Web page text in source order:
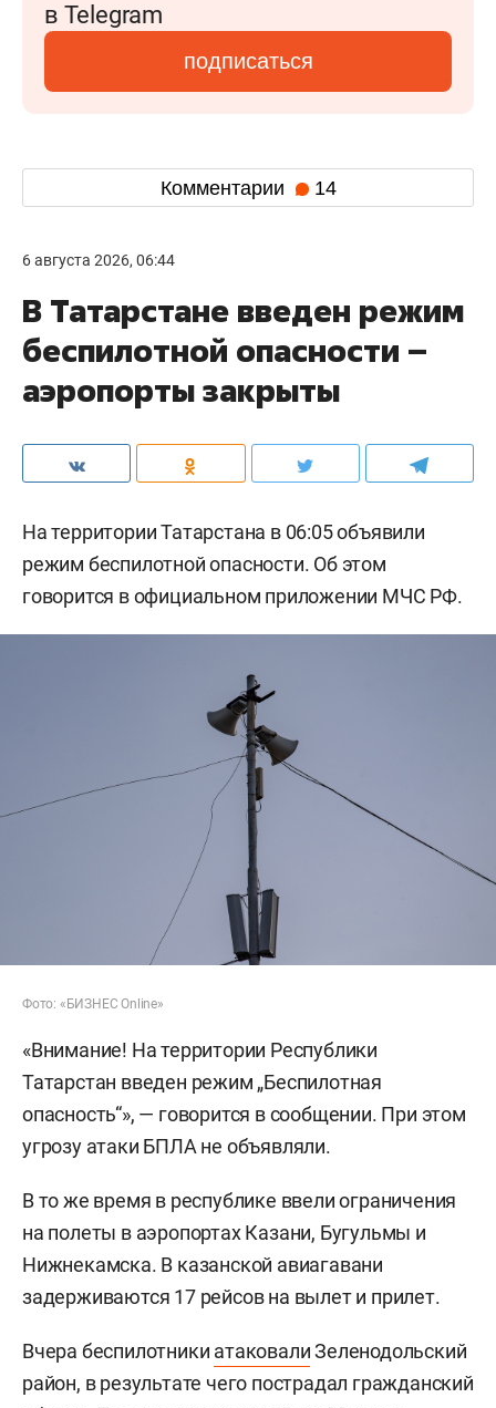
в Telegram
подписаться
Комментарии 14
6 августа 2026, 06:44
В Татарстане введен режим
беспилотной опасности –
аэропорты закрыты
На территории Татарстана в 06:05 объявили
режим беспилотной опасности. Об этом
говорится в официальном приложении МЧС РФ.
Фото: «БИЗНЕС Online»
«Внимание! На территории Республики
Татарстан введен режим „Беспилотная
опасность“», — говорится в сообщении. При этом
угрозу атаки БПЛА не объявляли.
В то же время в республике ввели ограничения
на полеты в аэропортах Казани, Бугульмы и
Нижнекамска. В казанской авиагавани
задерживаются 17 рейсов на вылет и прилет.
Вчера беспилотники атаковалиЗеленодольский
район, в результате чего пострадал гражданский